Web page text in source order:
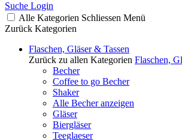
Suche Login
Alle Kategorien Schliessen Menü
Zurück Kategorien
Flaschen, Gläser & Tassen
Zurück zu allen Kategorien Flaschen,
Becher
Coffee to go Becher
Shaker
Alle Becher anzeigen
Gläser
Biergläser
Teeglaeser